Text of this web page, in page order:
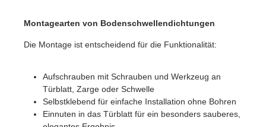
Montagearten von Bodenschwellendichtungen
Die Montage ist entscheidend für die Funktionalität:
Aufschrauben mit Schrauben und Werkzeug an
Türblatt, Zarge oder Schwelle
Selbstklebend für einfache Installation ohne Bohren
Einnuten in das Türblatt für ein besonders sauberes,